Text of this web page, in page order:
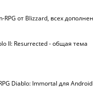
от Blizzard, всех
II: Resurrected - общая тема
Diablo: Immortal для Android